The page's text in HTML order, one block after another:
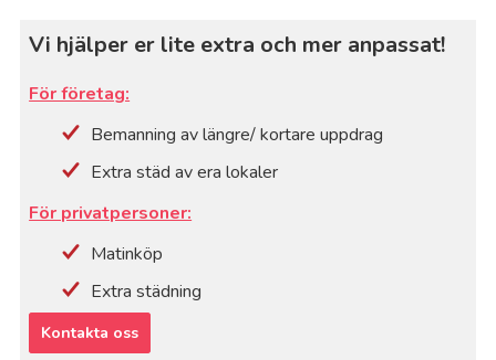
Vi hjälper er lite extra och mer anpassat!
För företag:
Bemanning av längre/ kortare uppdrag
Extra städ av era lokaler
För privatpersoner:
Matinköp
Extra städning
Kontakta oss